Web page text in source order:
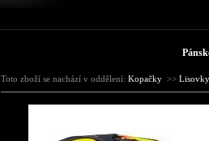
Toto zboží se nachází v oddělení: Kopačky >> Lisovky